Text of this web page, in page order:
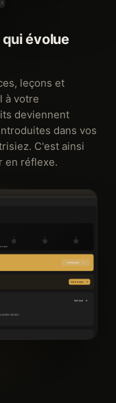
évolue
leçons et
à votre
deviennent
dans vos
C'est ainsi
en réflexe.